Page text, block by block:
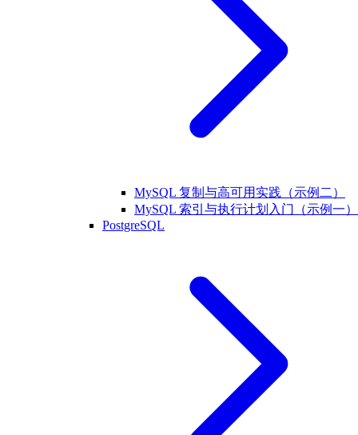
MySQL 复制与高可用实践（示例二）
MySQL 索引与执行计划入门（示例一）
PostgreSQL